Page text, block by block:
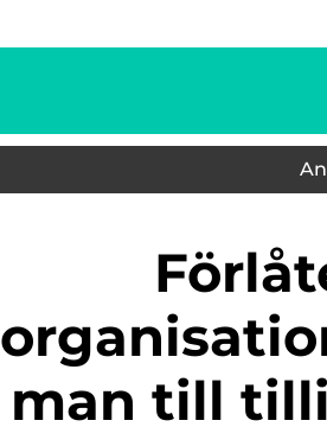
Förlåtelsens roll i
man till